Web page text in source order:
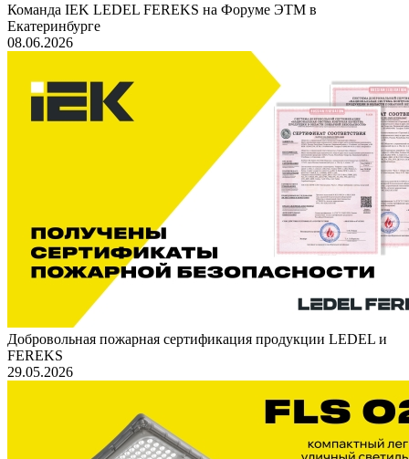
Команда IEK LEDEL FEREKS на Форуме ЭТМ в
Екатеринбурге
08.06.2026
Добровольная пожарная сертификация продукции LEDEL и
FEREKS
29.05.2026